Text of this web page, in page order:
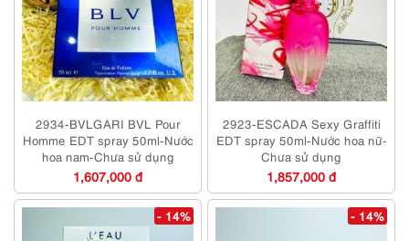
2934-BVLGARI BVL Pour
Homme EDT spray 50ml-Nước
hoa nam-Chưa sử dụng
1,607,000 đ
2923-ESCADA Sexy Graffiti
EDT spray 50ml-Nước hoa nữ-
Chưa sử dụng
1,857,000 đ
- 14% - 14%